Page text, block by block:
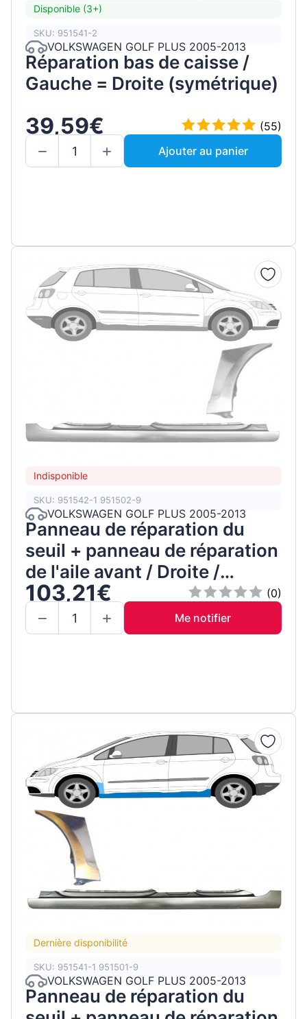
Disponible (3+)
SKU: 951541-2
VOLKSWAGEN GOLF PLUS 2005-2013
Réparation bas de caisse /
Gauche = Droite (symétrique)
39,59€
(55)
Ajouter au panier
Indisponible
SKU: 951542-1 951502-9
VOLKSWAGEN GOLF PLUS 2005-2013
Panneau de réparation du
seuil + panneau de réparation
de l'aile avant / Droite /
Ensemble
103,21€
(0)
Me notifier
Dernière disponibilité
SKU: 951541-1 951501-9
VOLKSWAGEN GOLF PLUS 2005-2013
Panneau de réparation du